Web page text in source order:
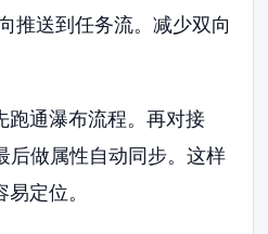
推送到任务流。减少双向
跑通瀑布流程。再对接
后做属性自动同步。这样
定位。